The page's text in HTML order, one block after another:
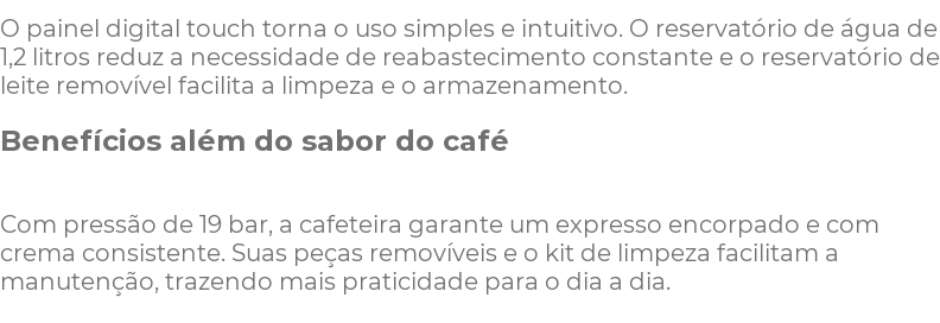
O painel digital touch torna o uso simples e intuitivo. O reservatório de água de
1,2 litros reduz a necessidade de reabastecimento constante e o reservatório de
leite removível facilita a limpeza e o armazenamento.
Benefícios além do sabor do café
Com pressão de 19 bar, a cafeteira garante um expresso encorpado e com
crema consistente. Suas peças removíveis e o kit de limpeza facilitam a
manutenção, trazendo mais praticidade para o dia a dia.